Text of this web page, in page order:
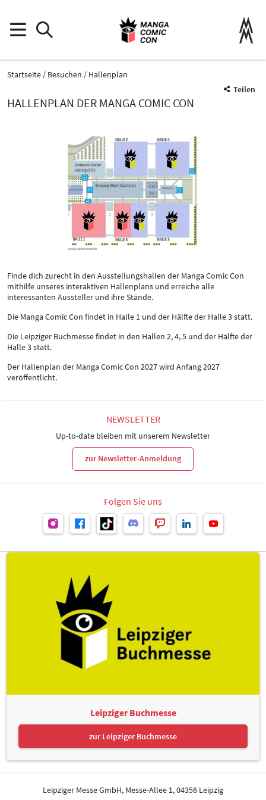
Startseite Besuchen
Hallenplan
Teilen
HALLENPLAN DER MANGA COMIC CON
Finde dich zurecht in den Ausstellungshallen der Manga Comic Con
mithilfe unseres interaktiven Hallenplans und erreiche alle
interessanten Aussteller und ihre Stände.
Die Manga Comic Con findet in Halle 1 und der Hälfte der Halle 3 statt.
Die Leipziger Buchmesse findet in den Hallen 2, 4, 5 und der Hälfte der
Halle 3 statt.
Der Hallenplan der Manga Comic Con 2027 wird Anfang 2027
veröffentlicht.
NEWSLETTER
Up-to-date bleiben mit unserem Newsletter
zur Newsletter-Anmeldung
Folgen Sie uns
Leipziger Buchmesse
zur Leipziger Buchmesse
Leipziger Messe GmbH, Messe-Allee 1, 04356 Leipzig